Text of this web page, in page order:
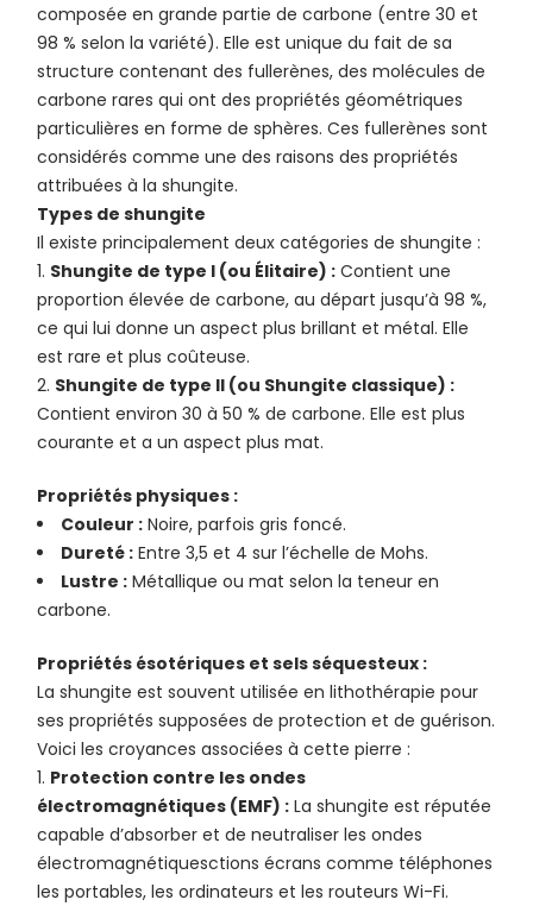
composée en grande partie de carbone (entre 30 et
98 % selon la variété). Elle est unique du fait de sa
structure contenant des fullerènes, des molécules de
carbone rares qui ont des propriétés géométriques
particulières en forme de sphères. Ces fullerènes sont
considérés comme une des raisons des propriétés
attribuées à la shungite.
Types de shungite
Il existe principalement deux catégories de shungite :
Shungite de type I (ou Élitaire) : Contient une
proportion élevée de carbone, au départ jusqu’à 98 %,
ce qui lui donne un aspect plus brillant et métal. Elle
est rare et plus coûteuse.
Shungite de type II (ou Shungite classique) :
Contient environ 30 à 50 % de carbone. Elle est plus
courante et a un aspect plus mat.
Propriétés physiques :
Couleur : Noire, parfois gris foncé.
Dureté : Entre 3,5 et 4 sur l’échelle de Mohs.
Lustre : Métallique ou mat selon la teneur en
carbone.
Propriétés ésotériques et sels séquesteux :
La shungite est souvent utilisée en lithothérapie pour
ses propriétés supposées de protection et de guérison.
Voici les croyances associées à cette pierre :
Protection contre les ondes
électromagnétiques (EMF) : La shungite est réputée
capable d’absorber et de neutraliser les ondes
électromagnétiquesctions écrans comme téléphones
les portables, les ordinateurs et les routeurs Wi-Fi.